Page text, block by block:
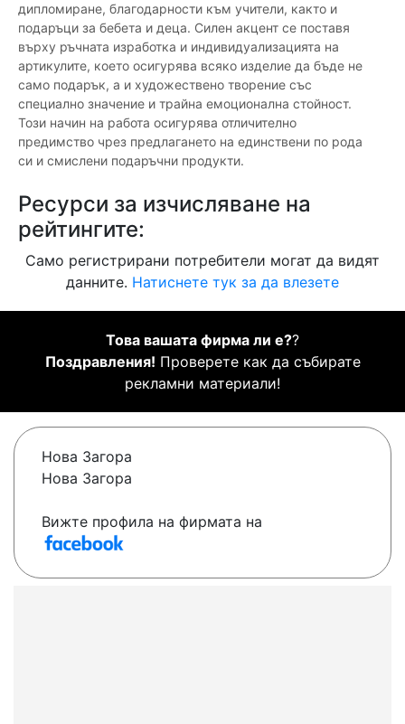
дипломиране, благодарности към учители, както и
подаръци за бебета и деца. Силен акцент се поставя
върху ръчната изработка и индивидуализацията на
артикулите, което осигурява всяко изделие да бъде не
само подарък, а и художествено творение със
специално значение и трайна емоционална стойност.
Този начин на работа осигурява отличително
предимство чрез предлагането на единствени по рода
си и смислени подаръчни продукти.
Ресурси за изчисляване на
рейтингите:
Само регистрирани потребители могат да видят
данните. Натиснете тук за да влезете
Това вашата фирма ли е??
Поздравления! Проверете как да събирате
рекламни материали!
Нова Загора
Нова Загора
Вижте профила на фирмата на